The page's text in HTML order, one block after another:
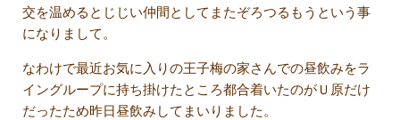
交を温めるとじじい仲間としてまたぞろつるもうという事
になりまして。
なわけで最近お気に入りの王子梅の家さんでの昼飲みをラ
イングループに持ち掛けたところ都合着いたのがＵ原だけ
だったため昨日昼飲みしてまいりました。